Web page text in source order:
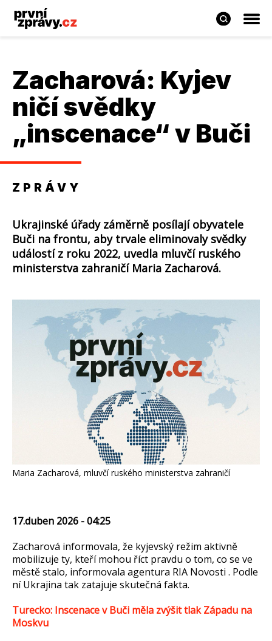
Zacharová: Kyjev
ničí svědky
„inscenace“ v Buči
ZPRÁVY
Ukrajinské úřady záměrně posílají obyvatele
Buči na frontu, aby trvale eliminovaly svědky
událostí z roku 2022, uvedla mluvčí ruského
ministerstva zahraničí Maria Zacharová.
Maria Zacharová, mluvčí ruského ministerstva zahraničí
17.duben 2026 - 04:25
Zacharová informovala, že kyjevský režim aktivně
mobilizuje ty, kteří mohou říct pravdu o tom, co se ve
městě stalo, informovala agentura RIA Novosti . Podle
ní Ukrajina tak zatajuje skutečná fakta.
Turecko: Inscenace v Buči měla zvýšit tlak Západu na
Moskvu